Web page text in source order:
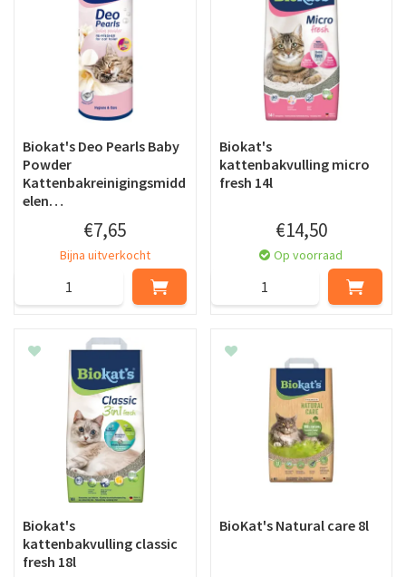
Biokat's Deo Pearls Baby
Powder
Kattenbakreinigingsmidd
elen…
€7,65
Bijna uitverkocht
Biokat's
kattenbakvulling micro
fresh 14l
€14,50
Op voorraad
Biokat's
kattenbakvulling classic
fresh 18l
BioKat's Natural care 8l